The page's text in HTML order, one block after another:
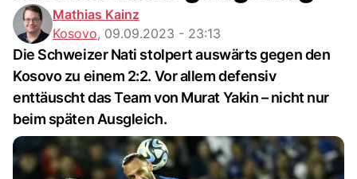
Mathias Kainz
Kosovo, 09.09.2023 - 23:13
Die Schweizer Nati stolpert auswärts gegen den
Kosovo zu einem 2:2. Vor allem defensiv
enttäuscht das Team von Murat Yakin – nicht nur
beim späten Ausgleich.